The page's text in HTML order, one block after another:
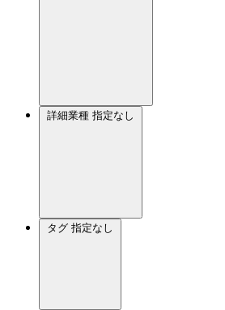
詳細業種 指定なし
タグ 指定なし